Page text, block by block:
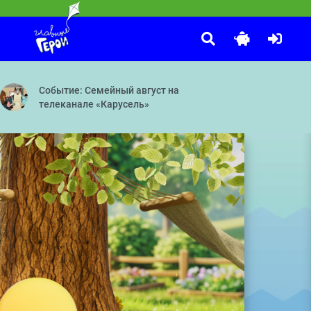
— Подводная лодка
подкове — Дело о Последнем Викинге — Дело о
Маша и Медведь
Круги на траве — Пикник в сиреневых тонах — Званый
Событие: Семейный август на
телеканале «Карусель»